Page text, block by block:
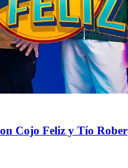
Cojo Feliz y Tío Rober